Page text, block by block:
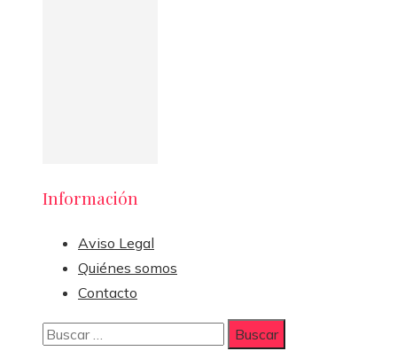
Información
Aviso Legal
Quiénes somos
Contacto
Buscar: